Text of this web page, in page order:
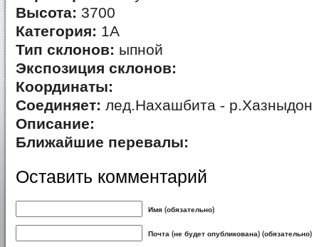
Высота: 3700
Категория: 1А
Тип склонов: ыпной
Экспозиция склонов:
Координаты:
Соединяет: лед.Нахашбита - р.Хазныдон
Описание:
Ближайшие перевалы:
Оставить комментарий
Имя (обязательно)
Почта (не будет опубликована) (обязательно)